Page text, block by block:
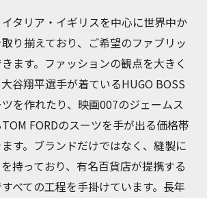
タリア・イギリスを中心に世界中か
り揃えており、ご希望のファブリッ
ます。ファッションの観点を大きく
谷翔平選手が着ているHUGO BOSS
を作れたり、映画007のジェームス
FORDのスーツを手が出る価格帯
す。ブランドだけではなく、縫製に
持っており、有名百貨店が提携する
べての工程を手掛けています。長年